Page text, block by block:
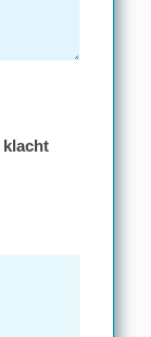
klacht